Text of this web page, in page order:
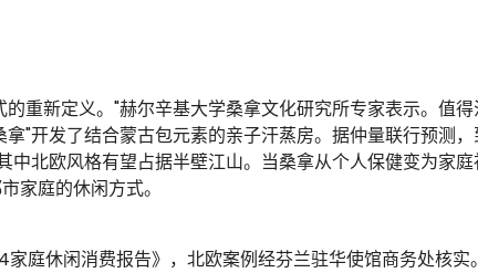
重新定义。"赫尔辛基大学桑拿文化研究所专家表示。值
"开发了结合蒙古包元素的亲子汗蒸房。据仲量联行预测，
北欧风格有望占据半壁江山。当桑拿从个人保健变为家庭
家庭的休闲方式。
庭休闲消费报告》，北欧案例经芬兰驻华使馆商务处核实。